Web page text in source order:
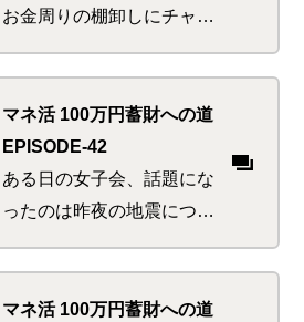
い…
お金周りの棚卸しにチャレ
ンジ。マネ活上級者を目指
し、神の最近のイチオシ・
テクを実践しようと張り切
る二人。これぞお得の雨あ
られか
マネ活 100万円蓄財への道
EPISODE-42
ある日の女子会、話題にな
ったのは昨夜の地震につい
て。しっかり者の友人たち
はみな防災グッズの準備に
余念なしだが、それだけで
マネ活 100万円蓄財への道